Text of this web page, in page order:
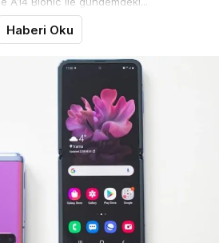
Haberi Oku